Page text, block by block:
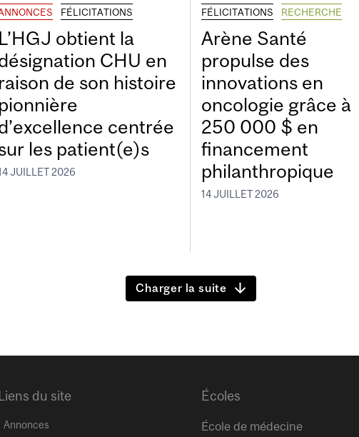
FÉLICITATIONS
L’HGJ obtient la
CHU en
raison de son histoire
pionnière
centrée
les patient(e)s
JUILLET 2026
FÉLICITATIONS RECHERCHE
Arène Santé
propulse des
innovations en
oncologie grâce à
250 000 $ en
financement
philanthropique
14 JUILLET 2026
Charger la suite
Liens du site
Annonces
Écoles
École de médecine